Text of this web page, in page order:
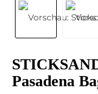
Pasadena